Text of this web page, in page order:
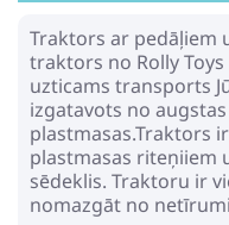
Traktors ar pedāļiem
traktors no Rolly
uzticams transports
izgatavots no
plastmasas.Traktors
plastmasas riteņiiem
sēdeklis. Traktoru ir
nomazgāt no